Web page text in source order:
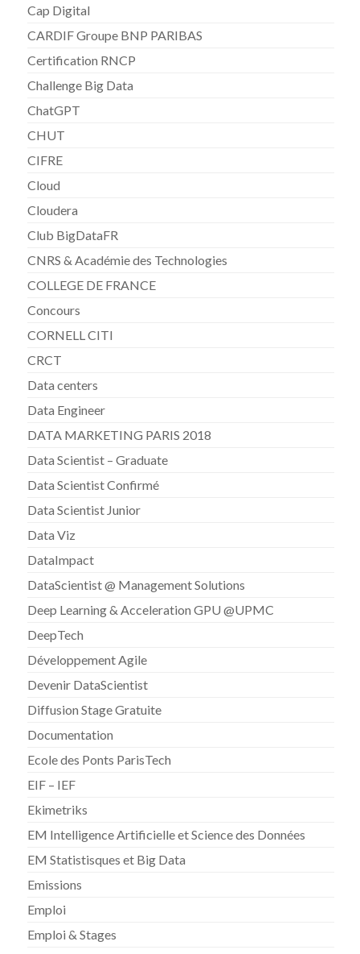
Cap Digital
CARDIF Groupe BNP PARIBAS
Certification RNCP
Challenge Big Data
ChatGPT
CHUT
CIFRE
Cloud
Cloudera
Club BigDataFR
CNRS & Académie des Technologies
COLLEGE DE FRANCE
Concours
CORNELL CITI
CRCT
Data centers
Data Engineer
DATA MARKETING PARIS 2018
Data Scientist – Graduate
Data Scientist Confirmé
Data Scientist Junior
Data Viz
DataImpact
DataScientist @ Management Solutions
Deep Learning & Acceleration GPU @UPMC
DeepTech
Développement Agile
Devenir DataScientist
Diffusion Stage Gratuite
Documentation
Ecole des Ponts ParisTech
EIF – IEF
Ekimetriks
EM Intelligence Artificielle et Science des Données
EM Statistisques et Big Data
Emissions
Emploi
Emploi & Stages